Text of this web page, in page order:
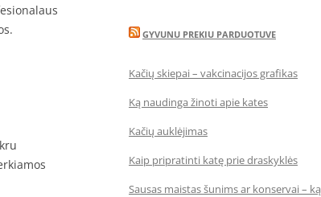
GYVUNU PREKIU PARDUOTUVE
Kačių skiepai – vakcinacijos grafikas
Ką naudinga žinoti apie kates
Kačių auklėjimas
Kaip pripratinti katę prie draskyklės
Sausas maistas šunims ar konservai – ką